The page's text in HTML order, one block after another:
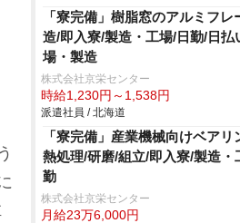
「寮完備」樹脂窓のアルミフレ
造/即入寮/製造・工場/日勤/日払
場・製造
株式会社京栄センター
時給1,230円～1,538円
派遣社員 / 北海道
「寮完備」産業機械向けベアリ
熱処理/研磨/組立/即入寮/製造・
勤
株式会社京栄センター
月給23万6,000円